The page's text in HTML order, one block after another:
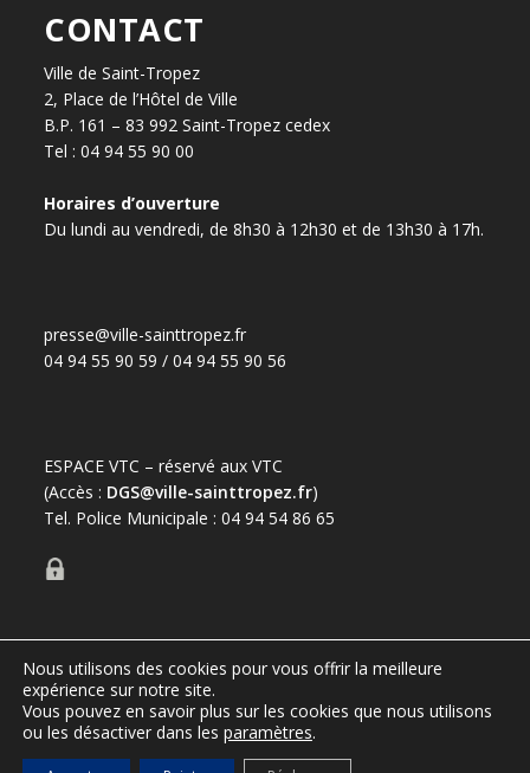
CONTACT
Ville de Saint-Tropez
2, Place de l’Hôtel de Ville
B.P. 161 – 83 992 Saint-Tropez cedex
Tel : 04 94 55 90 00
Horaires d’ouverture
Du lundi au vendredi, de 8h30 à 12h30 et de 13h30 à 17h.
presse@ville-sainttropez.fr
04 94 55 90 59 / 04 94 55 90 56
ESPACE VTC – réservé aux VTC
(Accès : DGS@ville-sainttropez.fr)
Tel. Police Municipale : 04 94 54 86 65
Port de Saint-Tropez
Office de tourisme de Saint-Tropez
Règlementation – informations au public
Nous utilisons des cookies pour vous offrir la meilleure
expérience sur notre site.
Vous pouvez en savoir plus sur les cookies que nous utilisons
ou les désactiver dans les paramètres.